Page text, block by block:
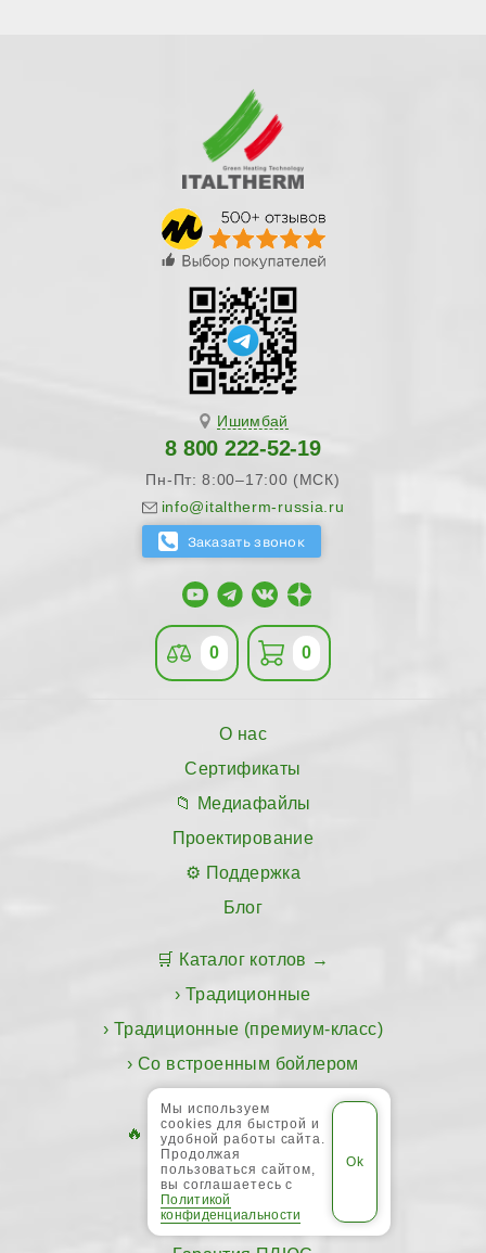
Ишимбай
8 800 222-52-19
Пн-Пт: 8:00–17:00 (МСК)
info@italtherm-russia.ru
0 0
О нас
Сертификаты
Медиафайлы
Проектирование
Поддержка
Блог
Каталог котлов
Традиционные
Традиционные (премиум-класс)
Со встроенным бойлером
Подбор котла за 5 шагов
Где купить
Сервис-центры
Мы используем
cookies для быстрой и
удобной работы сайта.
Продолжая
пользоваться сайтом,
вы соглашаетесь с
Политикой
конфиденциальности